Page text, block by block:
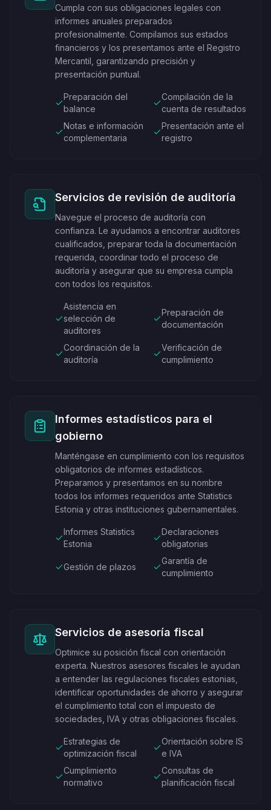
Cumpla con sus obligaciones legales con
informes anuales preparados
profesionalmente. Compilamos sus estados
financieros y los presentamos ante el Registro
Mercantil, garantizando precisión y
presentación puntual.
Preparación del
balance
Compilación de la
cuenta de resultados
Notas e información
complementaria
Presentación ante el
registro
Servicios de revisión de auditoría
Navegue el proceso de auditoría con
confianza. Le ayudamos a encontrar auditores
cualificados, preparar toda la documentación
requerida, coordinar todo el proceso de
auditoría y asegurar que su empresa cumpla
con todos los requisitos.
Asistencia en
selección de
auditores
Preparación de
documentación
Coordinación de la
auditoría
Verificación de
cumplimiento
Informes estadísticos para el
gobierno
Manténgase en cumplimiento con los requisitos
obligatorios de informes estadísticos.
Preparamos y presentamos en su nombre
todos los informes requeridos ante Statistics
Estonia y otras instituciones gubernamentales.
Informes Statistics
Estonia
Declaraciones
obligatorias
Gestión de plazos
Garantía de
cumplimiento
Servicios de asesoría fiscal
Optimice su posición fiscal con orientación
experta. Nuestros asesores fiscales le ayudan
a entender las regulaciones fiscales estonias,
identificar oportunidades de ahorro y asegurar
el cumplimiento total con el impuesto de
sociedades, IVA y otras obligaciones fiscales.
Estrategias de
optimización fiscal
Orientación sobre IS
e IVA
Cumplimiento
normativo
Consultas de
planificación fiscal